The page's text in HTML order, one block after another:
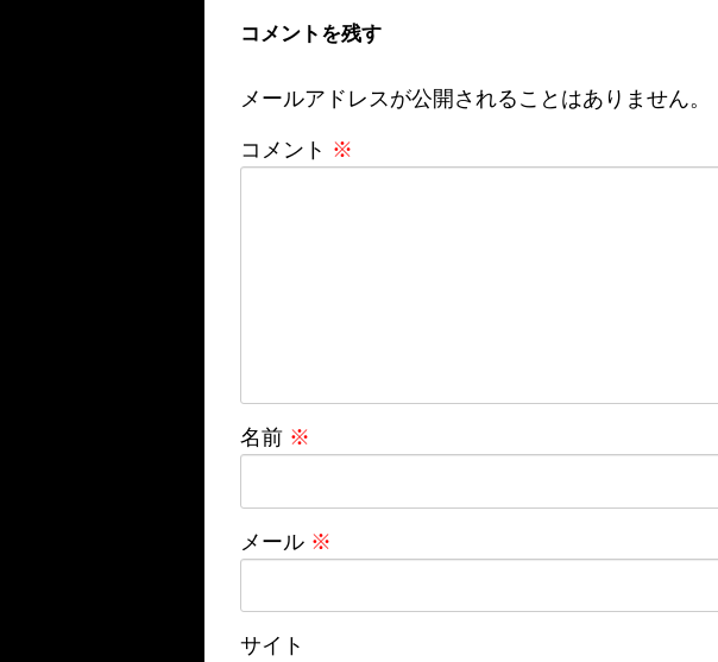
コメントを残す
メールアドレスが公開されることはありません。
コメント ※
名前 ※
メール ※
サイト